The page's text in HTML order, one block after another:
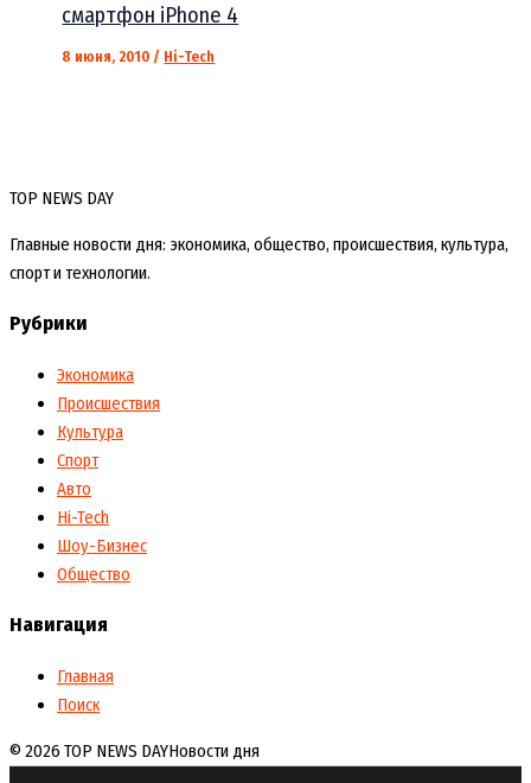
смартфон iPhone 4
8 июня, 2010 / Hi-Tech
TOP NEWS DAY
Главные новости дня: экономика, общество, происшествия, культура,
спорт и технологии.
Рубрики
Экономика
Происшествия
Культура
Спорт
Авто
Hi-Tech
Шоу-Бизнес
Общество
Навигация
Главная
Поиск
© 2026 TOP NEWS DAYНовости дня